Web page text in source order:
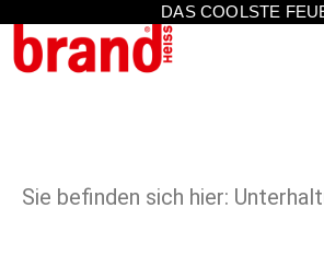
DAS COOLSTE
Sie befinden sich hier: